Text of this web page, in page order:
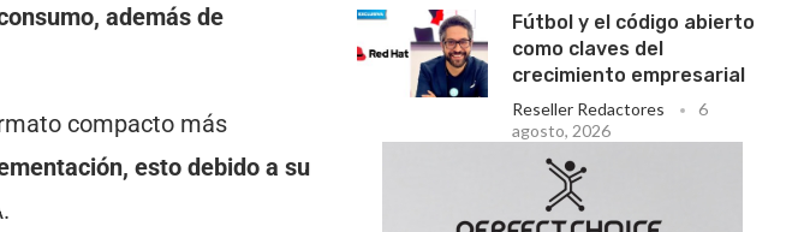
además de
compacto más
esto debido a su
Fútbol y el código abierto
como claves del
crecimiento empresarial
Reseller Redactores
6
agosto, 2026